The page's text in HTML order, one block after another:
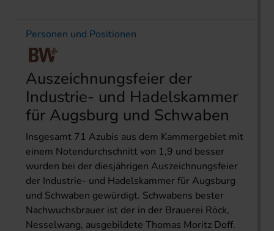
Personen und Positionen
Auszeichnungsfeier der
Industrie- und Hadelskammer
für Augsburg und Schwaben
Insgesamt 71 Azubis aus dem Kammergebiet mit
einem Notendurchschnitt von 1,9 und besser
wurden bei der diesjährigen Auszeichnungsfeier
der Industrie- und Hadelskammer für Augsburg
und Schwaben gewürdigt. Schwabens bester
Nachwuchsbrauer ist der in der Brauerei Röck,
Nesselwang, ausgebildete Thomas Moritz Doff.